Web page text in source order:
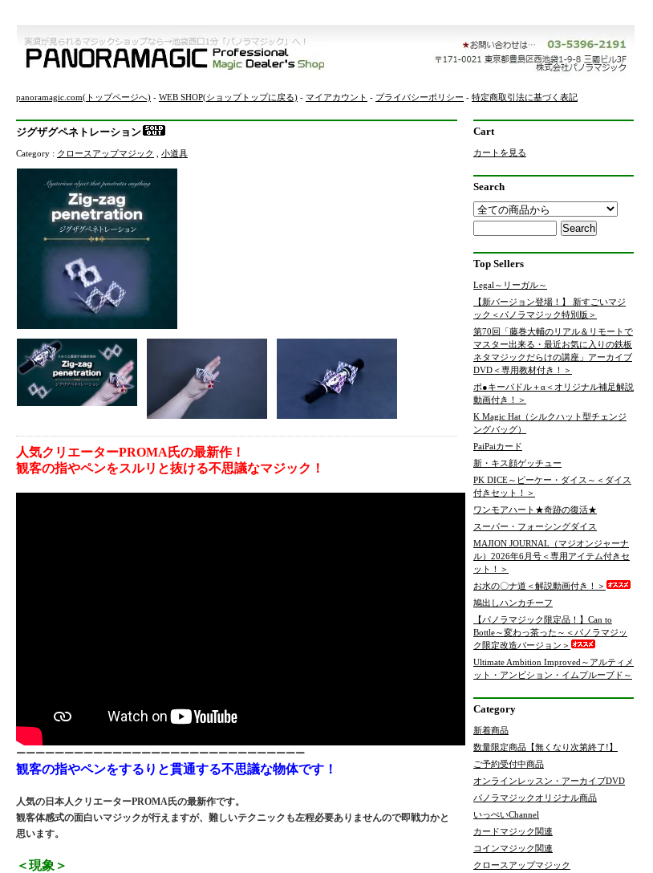
panoramagic.com(トップページへ) - WEB SHOP(ショップトップに戻る) - マイアカウント - プライバシーポリシー - 特定商取引法に基づく表記
ジグザグペネトレーション
Category : クロースアップマジック 小道具
人気クリエーターPROMA氏の最新作！
観客の指やペンをスルリと抜ける不思議なマジック！
ーーーーーーーーーーーーーーーーーーーーーーーーーーーーーー
観客の指やペンをするりと貫通する不思議な物体です！
人気の日本人クリエーターPROMA氏の最新作です。
観客体感式の面白いマジックが行えますが、難しいテクニックも左程必要ありませんので即戦力かと
思います。
＜現象＞
Cart
カートを見る
Search
Top Sellers
Legal～リーガル～
【新バージョン登場！】 新すごいマジ
ック＜パノラマジック特別版＞
第70回「藤巻大輔のリアル＆リモートで
マスター出来る・最近お気に入りの鉄板
ネタマジックだらけの講座」アーカイブ
DVD＜専用教材付き！＞
ポ●キーパドル＋α＜オリジナル補足解説
動画付き！＞
K Magic Hat（シルクハット型チェンジ
ングバッグ）
PaiPaiカード
新・キス顔ゲッチュー
PK DICE～ピーケー・ダイス～＜ダイス
付きセット！＞
ワンモアハート★奇跡の復活★
スーパー・フォーシングダイス
MAJION JOURNAL（マジオンジャーナ
ル）2026年6月号＜専用アイテム付きセ
ット！＞
お水の〇ナ道＜解説動画付き！＞
鳩出しハンカチーフ
【パノラマジック限定品！】Can to
Bottle～変わっ茶った～＜パノラマジッ
ク限定改造バージョン＞
Ultimate Ambition Improved～アルティメ
ット・アンビション・イムプルーブド～
Category
新着商品
数量限定商品【無くなり次第終了!】
ご予約受付中商品
オンラインレッスン・アーカイブDVD
パノラマジックオリジナル商品
いっぺいChannel
カードマジック関連
コインマジック関連
クロースアップマジック